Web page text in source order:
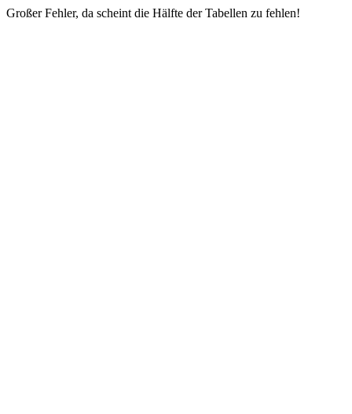
Großer Fehler, da scheint die Hälfte der Tabellen zu fehlen!